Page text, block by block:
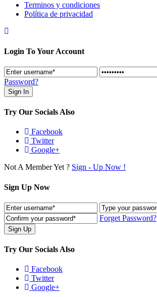
Terminos y condiciones
Política de privacidad
Login To Your Account
Password?
Try Our Socials Also
Facebook
Twitter
Google+
Not A Member Yet ? Sign - Up Now !
Sign Up Now
Forget Password?
Try Our Socials Also
Facebook
Twitter
Google+